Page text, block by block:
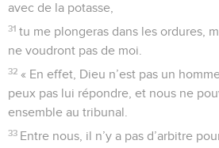
avec de la potasse,
31 tu me plongeras dans les ordures,
ne voudront pas de moi.
32 « En effet, Dieu n’est pas un
peux pas lui répondre, et nous ne
ensemble au tribunal.
33 Entre nous, il n’y a pas d’arbitre